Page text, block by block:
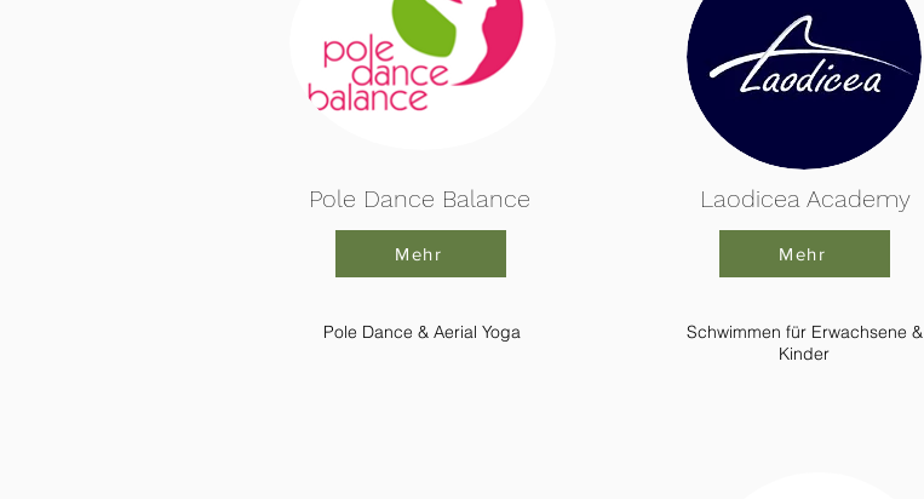
Pole Dance Balance
Mehr
Pole Dance & Aerial Yoga
Laodicea Academy
Mehr
Schwimmen für Erwachsene &
Kinder